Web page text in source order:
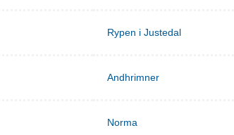
Rypen i Justedal
Andhrimner
Norma